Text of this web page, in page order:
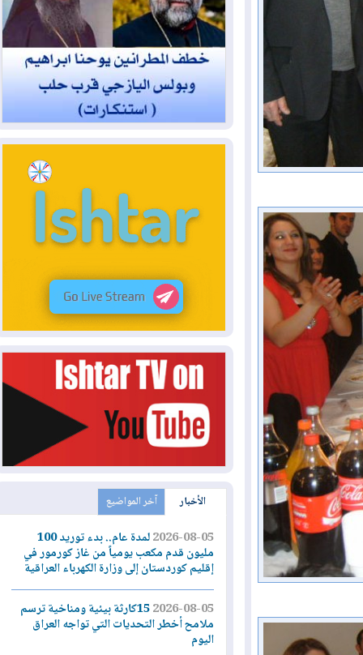
الأخبار آخر المواضيع
2026-08-05 لمدة عام.. بدء توريد 100
مليون قدم مكعب يومياً من غاز كورمور في
إقليم كوردستان إلى وزارة الكهرباء العراقية
2026-08-05
15كارثة بيئية ومناخية ترسم
ملامح أخطر التحديات التي تواجه العراق
اليوم